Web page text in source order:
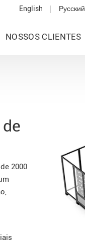
English Русский
NOSSOS CLIENTES
2000